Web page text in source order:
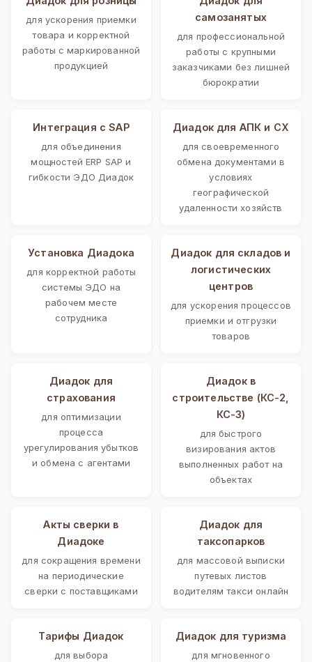
для ускорения приемки
товара и корректной
работы с маркированной
продукцией
самозанятых
для профессиональной
работы с крупными
заказчиками без лишней
бюрократии
Интеграция с SAP
для объединения
мощностей ERP SAP и
гибкости ЭДО Диадок
Диадок для АПК и СХ
для своевременного
обмена документами в
условиях
географической
удаленности хозяйств
Установка Диадока
для корректной работы
системы ЭДО на
рабочем месте
сотрудника
Диадок для складов и
логистических
центров
для ускорения процессов
приемки и отгрузки
товаров
Диадок для
страхования
для оптимизации
процесса
урегулирования убытков
и обмена с агентами
Диадок в
строительстве (КС-2,
КС-3)
для быстрого
визирования актов
выполненных работ на
объектах
Акты сверки в
Диадоке
для сокращения времени
на периодические
сверки с поставщиками
Диадок для
таксопарков
для массовой выписки
путевых листов
водителям такси онлайн
Тарифы Диадок
для выбора
Диадок для туризма
для мгновенного